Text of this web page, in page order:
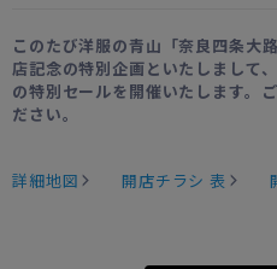
このたび洋服の青山「奈良四条大
店記念の特別企画といたしまして
の特別セールを開催いたします。
ださい。
詳細地図 開店チラシ 表